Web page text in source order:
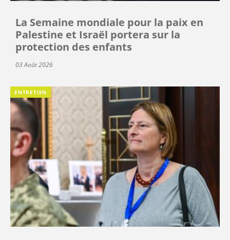
La Semaine mondiale pour la paix en
Palestine et Israël portera sur la
protection des enfants
03 Août 2026
ENTRETIEN